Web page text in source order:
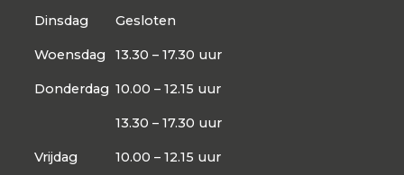
Dinsdag Gesloten
Woensdag 13.30 – 17.30 uur
Donderdag 10.00 – 12.15 uur
13.30 – 17.30 uur
Vrijdag 10.00 – 12.15 uur